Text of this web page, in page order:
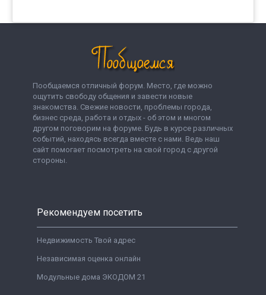
Пообщаемся отличный форум. Место, где можно
ощутить свободу общения и завести новые
знакомства. Свежие новости, проблемы города,
бизнес среда, работа и отдых - об этом и многом
другом поговорим на форуме. Будь в курсе различных
событий, находясь всегда вместе с нами. Ведь наш
сайт помогает посмотреть на свой город с другой
стороны.
Рекомендуем посетить
Недвижимость Твой адрес
Независимая оценка онлайн
Модульные дома ЭКОДОМ 21